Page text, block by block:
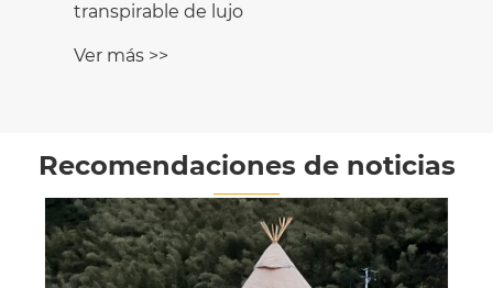
transpirable de lujo
Ver más >>
Recomendaciones de noticias